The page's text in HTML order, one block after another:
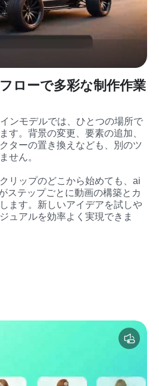
ローで多彩な制作作業
ンモデルでは、ひとつの場所で
す。背景の変更、要素の追加、
ターの置き換えなども、別のツ
せん。
リップのどこから始めても、ai
ステップごとに動画の構築とカ
ます。新しいアイデアを試しや
ュアルを効率よく実現できま